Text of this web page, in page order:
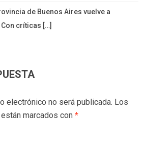
de Buenos Aires vuelve a
críticas […]
electrónico no será publicada. Los
marcados con *